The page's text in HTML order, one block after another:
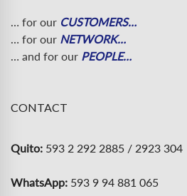
… for our CUSTOMERS…
… for our NETWORK…
… and for our PEOPLE…
CONTACT
Quito: 593 2 292 2885 / 2923 304
WhatsApp: 593 9 94 881 065